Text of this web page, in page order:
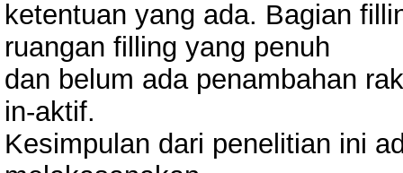
ketentuan yang ada. Bagian
ruangan filling yang penuh
dan belum ada penambahan
in-aktif.
Kesimpulan dari penelitian ini